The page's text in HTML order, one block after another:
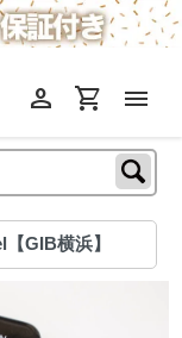
menu
shopping_cart
person
GIB横浜】